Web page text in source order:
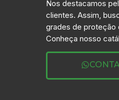
Nos destacamos
clientes. Assim,
grades de proteção
Conheça nosso